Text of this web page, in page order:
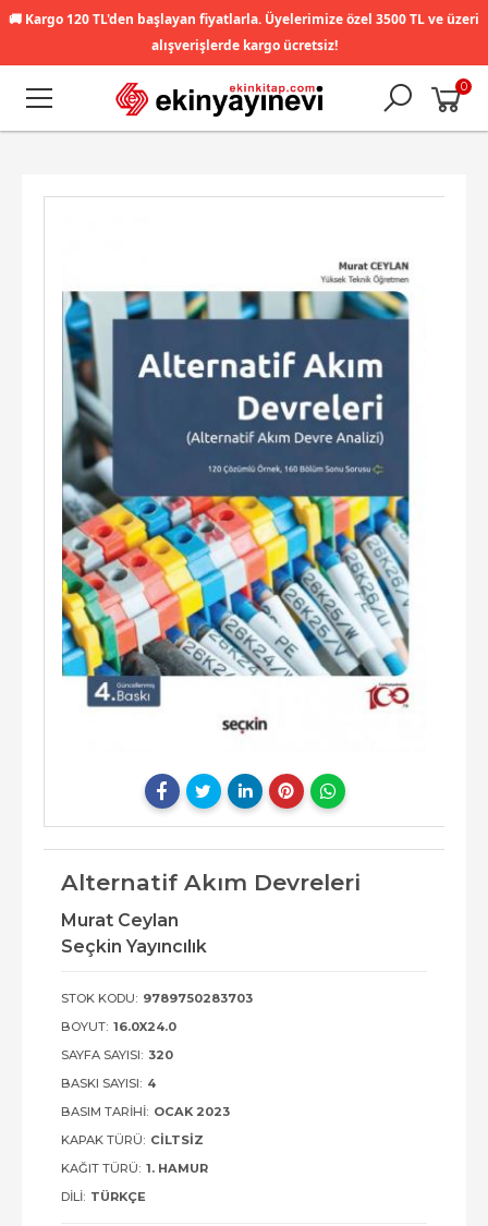
🚚 Kargo 120 TL'den başlayan fiyatlarla. Üyelerimize özel 3500 TL ve üzeri
alışverişlerde kargo ücretsiz!
0
Alternatif Akım Devreleri
Murat Ceylan
Seçkin Yayıncılık
STOK KODU: 9789750283703
BOYUT: 16.0X24.0
SAYFA SAYISI: 320
BASKI SAYISI: 4
BASIM TARIHI: OCAK 2023
KAPAK TÜRÜ: CILTSIZ
KAĞIT TÜRÜ: 1. HAMUR
DILI: TÜRKÇE